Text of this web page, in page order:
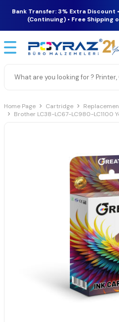
Bank Transfer: 3% Extra Discount
(Continuing) • Free Shipping
Home Page Cartridge
Brother LC38-LC67-LC980-LC1100